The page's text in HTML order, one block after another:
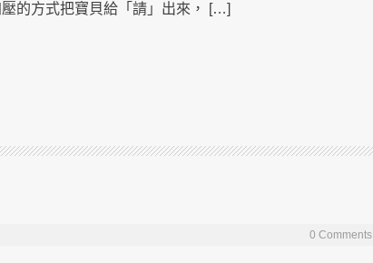
的方式把寶貝給「請」出來， […]
0 Comments